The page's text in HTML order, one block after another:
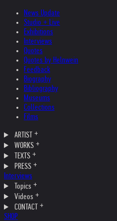
News Update
Studio + Live
Exhibitions
Interviews
Quotes
Quotes by Helnwein
Feedback
Biography
Bibliography
Museums
Collections
Films
ARTIST
WORKS
TEXTS
PRESS
Interviews
Topics
Videos
CONTACT
SHOP